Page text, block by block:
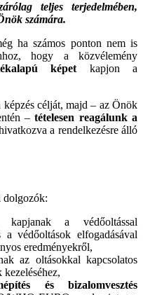
teljes terjedelmében,
számára.
ha számos ponton nem is
hogy a közvélemény
képet kapjon a
célját, majd – az Önök
–tételesen reagálunk a
a rendelkezésre álló
dolgozók:
kapjanak a védőoltással
a védőoltások elfogadásával
eredményekről,
az oltásokkal kapcsolatos
és bizalomvesztés